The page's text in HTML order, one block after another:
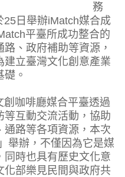
務
日舉辦iMatch媒合成
平臺所成功整合的
、政府補助等資源，
立臺灣文化創意產業
。
咖啡廳媒合平臺透過
等互動交流活動，協助
通路等各項資源，本次
舉辦，不僅因為它是媒
同時也具有歷史文化意
化部樂見民間與政府共